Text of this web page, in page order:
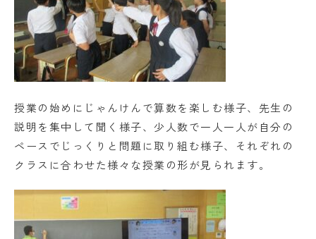
授業の始めにじゃんけんで算数を楽しむ様子、先生の
説明を集中して聞く様子、少人数で一人一人が自分の
ペースでじっくりと問題に取り組む様子、それぞれの
クラスに合わせた様々な授業の形が見られます。